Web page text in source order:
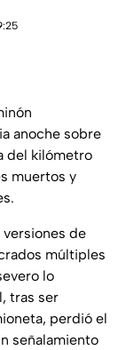
anoche sobre
del kilómetro
muertos y
de
múltiples
lo
tras ser
perdió el
señalamiento